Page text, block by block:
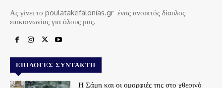
Ας γίνει το poulatakefalonias.gr ένας ανοικτός δίαυλος
επικοινωνίας για όλους μας.
ΕΠΙΛΟΓΈΣ ΣΥΝΤΆΚΤΗ
Η Σάμη και οι ομορφιές της στο χθεσινό